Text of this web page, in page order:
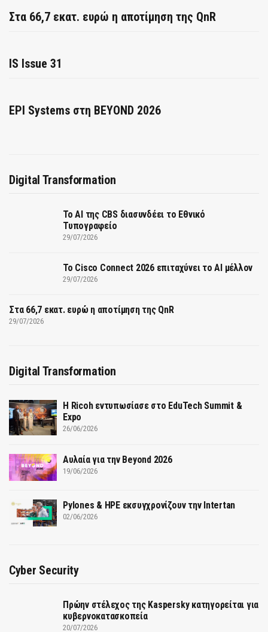
Στα 66,7 εκατ. ευρώ η αποτίμηση της QnR
IS Issue 31
EPI Systems στη BEYOND 2026
Digital Transformation
Το AI της CBS διασυνδέει το Εθνικό
Τυπογραφείο
29/07/2026
Το Cisco Connect 2026 επιταχύνει το AI μέλλον
29/07/2026
Στα 66,7 εκατ. ευρώ η αποτίμηση της QnR
29/07/2026
Digital Transformation
Η Ricoh εντυπωσίασε στο EduTech Summit &
Expo
26/06/2026
Αυλαία για την Beyond 2026
19/06/2026
Pylones & HPE εκσυγχρονίζουν την Intertan
02/06/2026
Cyber Security
Πρώην στέλεχος της Kaspersky κατηγορείται για
κυβερνοκατασκοπεία
20/07/2026